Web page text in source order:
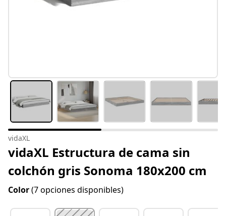
vidaXL
vidaXL Estructura de cama sin
colchón gris Sonoma 180x200 cm
Color(7 opciones disponibles)